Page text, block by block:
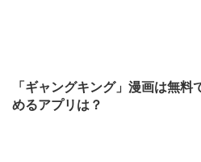
「ギャングキング」漫画は無
めるアプリは？